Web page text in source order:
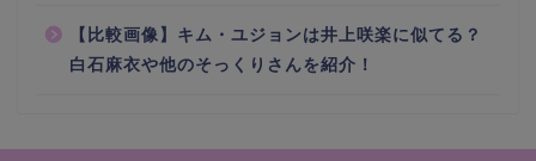
【比較画像】キム・ユジョンは井上咲楽に似てる？
白石麻衣や他のそっくりさんを紹介！